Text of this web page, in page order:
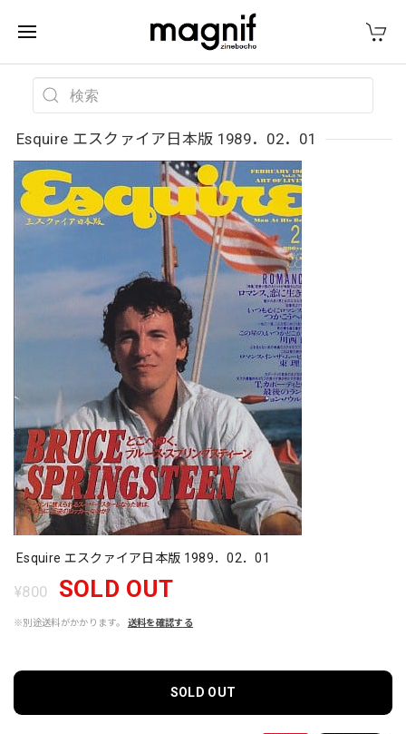
Esquire エスクァイア日本版 1989．02．01
Esquire エスクァイア日本版 1989．02．01
¥800 SOLD OUT
※別途送料がかかります。 送料を確認する
SOLD OUT